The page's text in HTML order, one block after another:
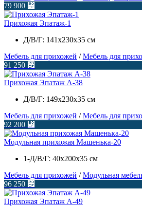
79 900 ⃏
Прихожая Эпатаж-1
Д/В/Г: 141х230х35 см
Мебель для прихожей /Мебель для
91 250 ⃏
Прихожая Эпатаж А-38
Д/В/Г: 149х230х35 см
Мебель для прихожей /Мебель для
92 200 ⃏
Модульная прихожая Машенька-20
1-Д/В/Г: 40x200x35 см
Мебель для прихожей /Модульная
96 250 ⃏
Прихожая Эпатаж А-49